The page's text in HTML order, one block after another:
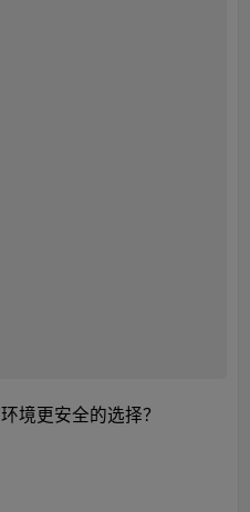
境更安全的选择？